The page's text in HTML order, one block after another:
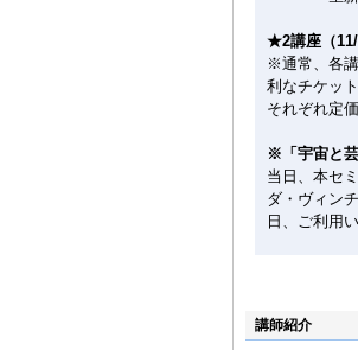
★2講座（11/
※通常、各
利なチケッ
それぞれ定
※「宇宙と
当日、本セ
ダ・ヴィン
日、ご利用
講師紹介